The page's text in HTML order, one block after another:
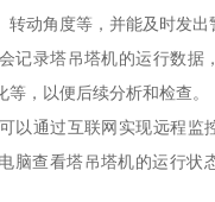
转动角度等，并能及时发出
记录塔吊塔机的运行数据
，以便后续分析和检查。
以通过互联网实现远程监
脑查看塔吊塔机的运行状